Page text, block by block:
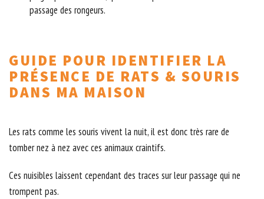
passage des rongeurs.
GUIDE POUR IDENTIFIER LA
PRÉSENCE DE RATS & SOURIS
DANS MA MAISON
Les rats comme les souris vivent la nuit, il est donc très rare de
tomber nez à nez avec ces animaux craintifs.
Ces nuisibles laissent cependant des traces sur leur passage qui ne
trompent pas.